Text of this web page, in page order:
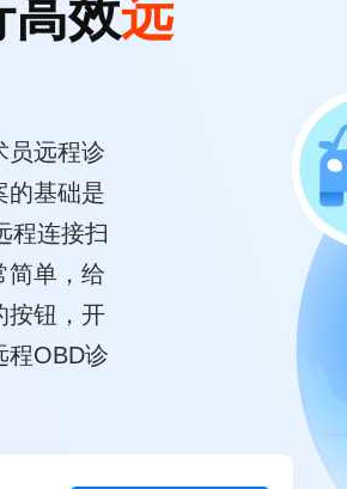
效远
员远程诊
的基础是
程连接扫
简单，给
按钮，开
程OBD诊